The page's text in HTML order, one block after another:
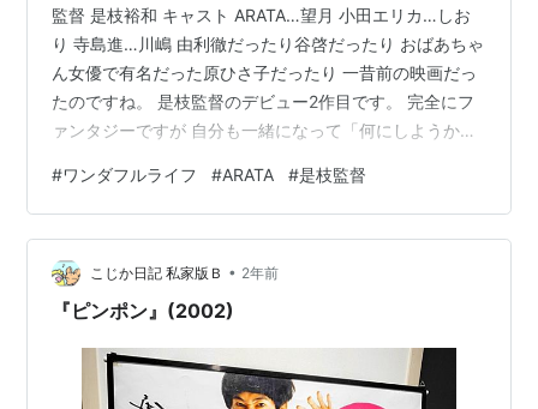
監督 是枝裕和 キャスト ARATA…望月 小田エリカ…しお
り 寺島進…川嶋 由利徹だったり谷啓だったり おばあちゃ
ん女優で有名だった原ひさ子だったり 一昔前の映画だっ
たのですね。 是枝監督のデビュー2作目です。 完全にフ
ァンタジーですが 自分も一緒になって「何にしようか」
の場所に７日間滞在し、 生前に最も幸せだった記憶を一
つだけ選び その思いと共にあの世に旅立てる話です。 今
まで生きてきて 一番大切な思い出…はて、どれにしよ
う。 いっぱいありすぎて選べない。 という、ここの着眼
点は素晴らしいアイデアだと思ったわ。 死んで間もない
#ワンダフルライフ #ARATA #是枝監督
こじか日記 私家版Ｂ • 2年前
『ピンポン』(2002)